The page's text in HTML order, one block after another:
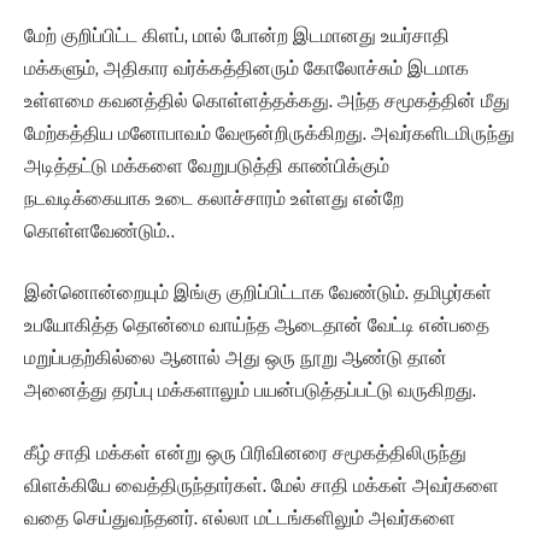
மேற் குறிப்பிட்ட கிளப், மால் போன்ற இடமானது உயர்சாதி
மக்களும், அதிகார வர்க்கத்தினரும் கோலோச்சும் இடமாக
உள்ளமை கவனத்தில் கொள்ளத்தக்கது. அந்த சமூகத்தின் மீது
மேற்கத்திய மனோபாவம் வேரூன்றிருக்கிறது. அவர்களிடமிருந்து
அடித்தட்டு மக்களை வேறுபடுத்தி காண்பிக்கும்
நடவடிக்கையாக உடை கலாச்சாரம் உள்ளது என்றே
கொள்ளவேண்டும்..
இன்னொன்றையும் இங்கு குறிப்பிட்டாக வேண்டும். தமிழர்கள்
உபயோகித்த தொன்மை வாய்ந்த ஆடைதான் வேட்டி என்பதை
மறுப்பதற்கில்லை ஆனால் அது ஒரு நூறு ஆண்டு தான்
அனைத்து தரப்பு மக்களாலும் பயன்படுத்தப்பட்டு வருகிறது.
கீழ் சாதி மக்கள் என்று ஒரு பிரிவினரை சமூகத்திலிருந்து
விளக்கியே வைத்திருந்தார்கள். மேல் சாதி மக்கள் அவர்களை
வதை செய்துவந்தனர். எல்லா மட்டங்களிலும் அவர்களை